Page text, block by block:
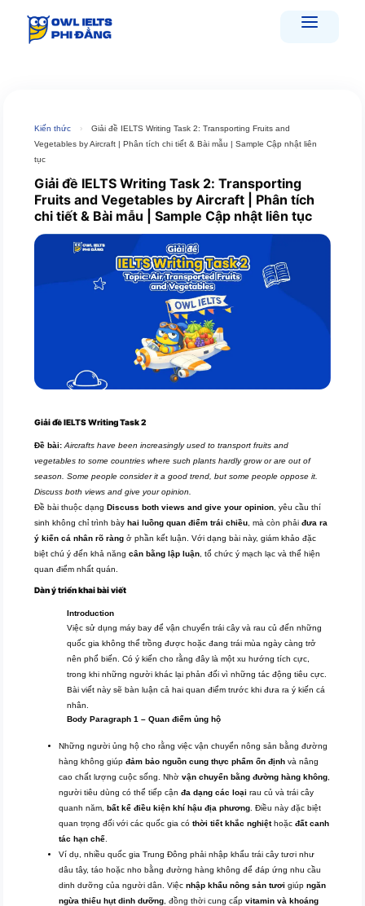
Kiến thức ›
Giải đề IELTS Writing Task 2: Transporting Fruits and
Vegetables by Aircraft | Phân tích chi tiết & Bài mẫu | Sample Cập nhật liên
tục
Giải đề IELTS Writing Task 2: Transporting
Fruits and Vegetables by Aircraft | Phân tích
chi tiết & Bài mẫu | Sample Cập nhật liên tục
Giải đề IELTS Writing Task 2
Đề bài:Aircrafts have been increasingly used to transport fruits and
vegetables to some countries where such plants hardly grow or are out of
season. Some people consider it a good trend, but some people oppose it.
Discuss both views and give your opinion.
Đề bài thuộc dạngDiscuss both views and give your opinion , yêu cầu thí
sinh không chỉ trình bàyhai luồng quan điểm trái chiều , mà còn phảiđưa ra
ý kiến cá nhân rõ ràng ở phần kết luận. Với dạng bài này, giám khảo đặc
biệt chú ý đến khả năngcân bằng lập luận , tổ chức ý mạch lạc và thể hiện
quan điểm nhất quán.
Dàn ý triển khai bài viết
Introduction
Việc sử dụng máy bay để vận chuyển trái cây và rau củ đến những
quốc gia không thể trồng được hoặc đang trái mùa ngày càng trở
nên phổ biến. Có ý kiến cho rằng đây là một xu hướng tích cực,
trong khi những người khác lại phản đối vì những tác động tiêu cực.
Bài viết này sẽ bàn luận cả hai quan điểm trước khi đưa ra ý kiến cá
nhân.
Body Paragraph 1 – Quan điểm ủng hộ
Những người ủng hộ cho rằng việc vận chuyển nông sản bằng đường
hàng không giúpđảm bảo nguồn cung thực phẩm ổn định và nâng
cao chất lượng cuộc sống. Nhờvận chuyển bằng đường hàng không
người tiêu dùng có thể tiếp cậnđa dạng các loại rau củ và trái cây
quanh năm,bất kể điều kiện khí hậu địa phương . Điều này đặc biệt
quan trọng đối với các quốc gia cóthời tiết khắc nghiệthoặcđất canh
tác hạn chế
Ví dụ, nhiều quốc gia Trung Đông phải nhập khẩu trái cây tươi như
dâu tây, táo hoặc nho bằng đường hàng không để đáp ứng nhu cầu
dinh dưỡng của người dân. Việcnhập khẩu nông sản tươi giúpngăn
ngừa thiếu hụt dinh dưỡng , đồng thời cung cấpvitamin và khoáng